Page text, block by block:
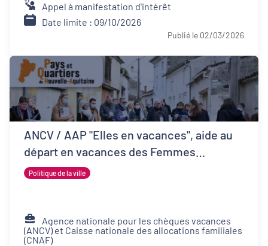
Appel à manifestation d'intérêt
Date limite : 09/10/2026
Publié le 02/03/2026
ANCV / AAP "Elles en vacances", aide au
départ en vacances des Femmes
Victimes de Violences et de leurs proches
Politique de la ville
Agence nationale pour les chèques vacances
(ANCV) et Caisse nationale des allocations familiales
(CNAF)